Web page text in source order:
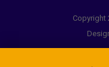
Copyright